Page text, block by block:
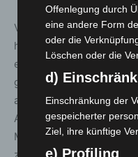
Veränderungen mit
hinaus auftreten, wenn
einen Todesfall an das
gemeldet hat, die bzw.
anderen Landkreis
Als Kriterium für die
Meldedatum des Falles,
Offenlegung durch
eine andere Form
oder die
Löschen oder die
d)
Einschränkung der
gespeicherter
Ziel, ihre künftige
e) Profiling